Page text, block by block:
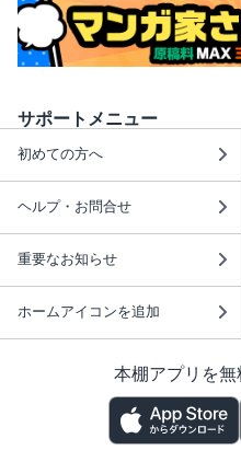
サポートメニュー
初めての方へ
ヘルプ・お問合せ
重要なお知らせ
ホームアイコンを追加
本棚アプリを無